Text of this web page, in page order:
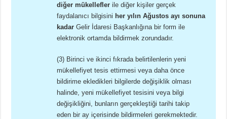
diğer mükellefler ile diğer kişiler gerçek
faydalanıcı bilgisini her yılın Ağustos ayı sonuna
kadar Gelir İdaresi Başkanlığına bir form ile
elektronik ortamda bildirmek zorundadır.
(3) Birinci ve ikinci fıkrada belirtilenlerin yeni
mükellefiyet tesis ettirmesi veya daha önce
bildirime ekledikleri bilgilerde değişiklik olması
halinde, yeni mükellefiyet tesisini veya bilgi
değişikliğini, bunların gerçekleştiği tarihi takip
eden bir ay içerisinde bildirmeleri gerekmektedir.